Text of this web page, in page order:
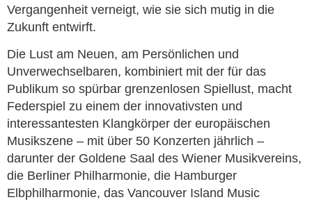
Vergangenheit verneigt, wie sie sich mutig in die
Zukunft entwirft.
Die Lust am Neuen, am Persönlichen und
Unverwechselbaren, kombiniert mit der für das
Publikum so spürbar grenzenlosen Spiellust, macht
Federspiel zu einem der innovativsten und
interessantesten Klangkörper der europäischen
Musikszene – mit über 50 Konzerten jährlich –
darunter der Goldene Saal des Wiener Musikvereins,
die Berliner Philharmonie, die Hamburger
Elbphilharmonie, das Vancouver Island Music